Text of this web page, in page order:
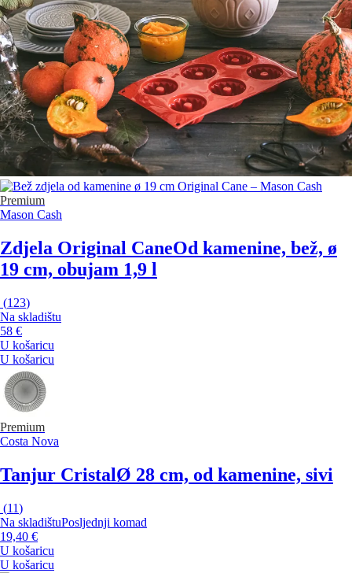
Premium
Mason Cash
Zdjela Original CaneOd kamenine, bež, ø
19 cm, obujam 1,9 l
(123)
Na skladištu
58 €
U košaricu
U košaricu
Premium
Costa Nova
Tanjur Cristal Ø 28 cm, od kamenine, sivi
(11)
Na skladištuPosljednji komad
19,40 €
U košaricu
U košaricu